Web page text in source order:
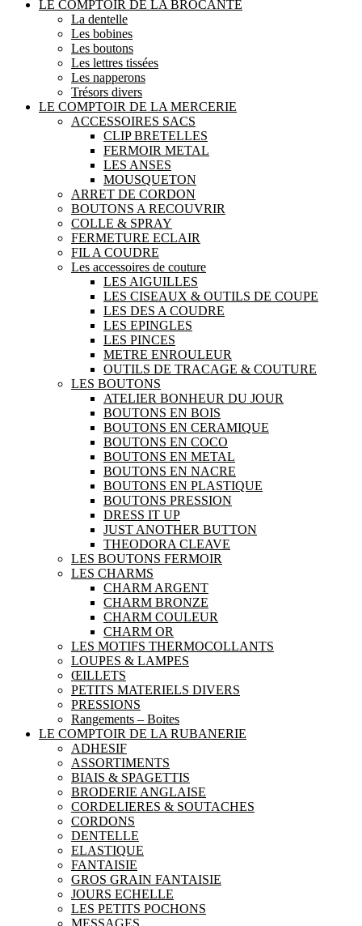
LE COMPTOIR DE LA BROCANTE
La dentelle
Les bobines
Les boutons
Les lettres tissées
Les napperons
Trésors divers
LE COMPTOIR DE LA MERCERIE
ACCESSOIRES SACS
CLIP BRETELLES
FERMOIR METAL
LES ANSES
MOUSQUETON
ARRET DE CORDON
BOUTONS A RECOUVRIR
COLLE & SPRAY
FERMETURE ECLAIR
FIL A COUDRE
Les accessoires de couture
LES AIGUILLES
LES CISEAUX & OUTILS DE COUPE
LES DES A COUDRE
LES EPINGLES
LES PINCES
METRE ENROULEUR
OUTILS DE TRACAGE & COUTURE
LES BOUTONS
ATELIER BONHEUR DU JOUR
BOUTONS EN BOIS
BOUTONS EN CERAMIQUE
BOUTONS EN COCO
BOUTONS EN METAL
BOUTONS EN NACRE
BOUTONS EN PLASTIQUE
BOUTONS PRESSION
DRESS IT UP
JUST ANOTHER BUTTON
THEODORA CLEAVE
LES BOUTONS FERMOIR
LES CHARMS
CHARM ARGENT
CHARM BRONZE
CHARM COULEUR
CHARM OR
LES MOTIFS THERMOCOLLANTS
LOUPES & LAMPES
ŒILLETS
PETITS MATERIELS DIVERS
PRESSIONS
Rangements – Boites
LE COMPTOIR DE LA RUBANERIE
ADHESIF
ASSORTIMENTS
BIAIS & SPAGETTIS
BRODERIE ANGLAISE
CORDELIERES & SOUTACHES
CORDONS
DENTELLE
ELASTIQUE
FANTAISIE
GROS GRAIN FANTAISIE
JOURS ECHELLE
LES PETITS POCHONS